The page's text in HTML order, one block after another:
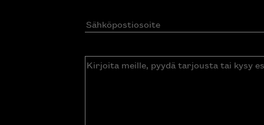
Sähköpostiosoite(Pakollinen)
Kirjoita